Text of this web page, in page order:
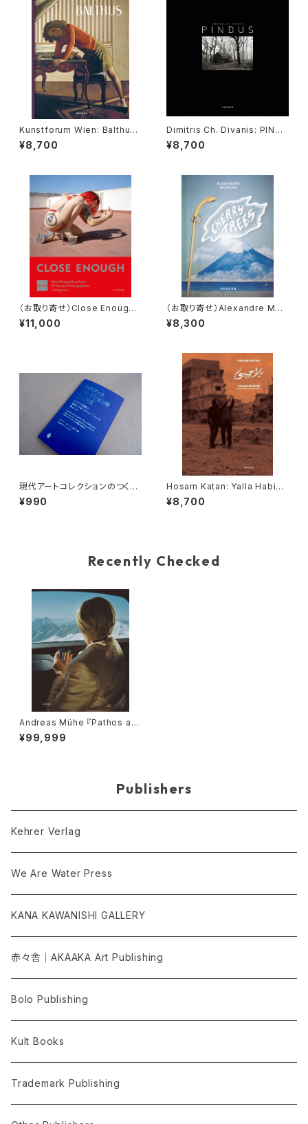
Kunstforum Wien: Balthus.
Balthasar Klossowski de R
ola
¥8,700
Dimitris Ch. Divanis: PINDU
S
¥8,700
（お取り寄せ）Close Enough:
New Perspectives from 13
Women Photographers of
¥11,000
（お取り寄せ）Alexandre Mor
van: Cherry Trees
¥8,300
現代アートコレクションのつくり
方
¥990
Hosam Katan: Yalla Habibi:
Living with War in Aleppo
¥8,700
Recently Checked
Andreas Mühe 『Pathos as
Distance』（English edition）
¥99,999
Publishers
Kehrer Verlag
We Are Water Press
KANA KAWANISHI GALLERY
赤々舎｜AKAAKA Art Publishing
Bolo Publishing
Kult Books
Trademark Publishing